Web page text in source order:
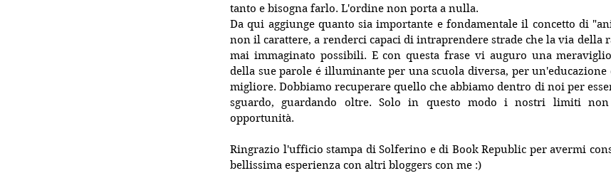
tanto e bisogna farlo. L'ordine non porta a nulla.
Da qui aggiunge quanto sia importante e fondamentale il concetto di
non il carattere, a renderci capaci di intraprendere strade che la via della
mai immaginato possibili. E con questa frase vi auguro una
della sue parole é illuminante per una scuola diversa, per
migliore. Dobbiamo recuperare quello che abbiamo dentro di noi per
sguardo, guardando oltre. Solo in questo modo i nostri limiti
opportunità.
Ringrazio l'ufficio stampa di Solferino e di Book Republic per avermi
bellissima esperienza con altri bloggers con me :)